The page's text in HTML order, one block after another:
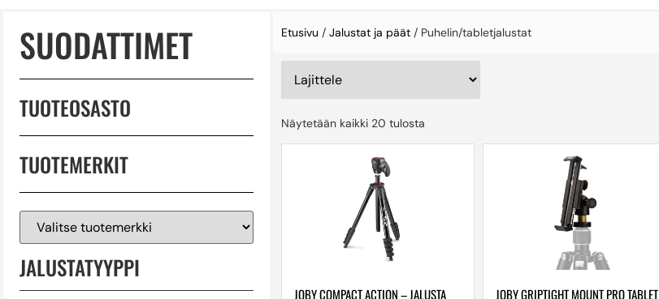
SUODATTIMET
TUOTEOSASTO
TUOTEMERKIT
JALUSTATYYPPI
Etusivu / Jalustat ja päät / Puhelin/tabletjalustat
Näytetään kaikki 20 tulosta
JOBY COMPACT ACTION – JALUSTA
JOBY GRIPTIGHT MOUNT PRO TABLET